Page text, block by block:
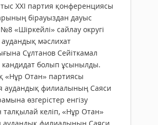
ХХІ партия қонференциясы
бірауыздан дауыс
«Шіркейлі» сайлау округі
мәслихат
Сұлтанов Сейіткамал
кандидат болып ұсынылды.
«Нұр Отан» партиясы
аудандық филиалының Саяси
өзгерістер енгізу
талқылай келіп, «Нұр Отан»
аудандық филиалының Саяси